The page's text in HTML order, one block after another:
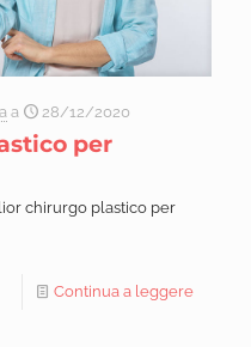
a 28/12/2020
per
chirurgo plastico per
Continua a leggere